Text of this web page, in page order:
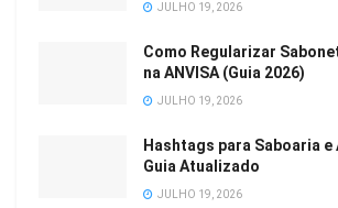
JULHO 19, 2026
Como Regularizar
na ANVISA (Guia 2026)
JULHO 19, 2026
Hashtags para Saboaria
Guia Atualizado
JULHO 19, 2026